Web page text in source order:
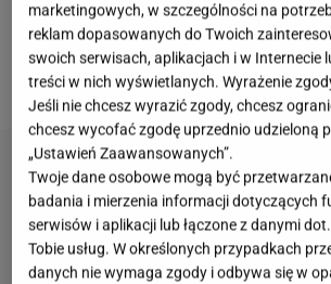
zajęcia. Tym razem wypróbowała
pewien klub fitness w Nowym
platformę do intensywnych
marketingowych, w szczególności na
reklam dopasowanych do Twoich
swoich serwisach, aplikacjach i w Internecie
treści w nich wyświetlanych. Wyrażenie
Jeśli nie chcesz wyrazić zgody, chcesz
chcesz wycofać zgodę uprzednio udzieloną
„Ustawień Zaawansowanych”.
Twoje dane osobowe mogą być
badania i mierzenia informacji dotyczących
serwisów i aplikacji lub łączone z danymi
Tobie usług. W określonych przypadkach
danych nie wymaga zgody i odbywa się w